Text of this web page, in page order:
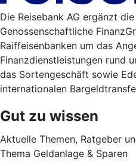
Die Reisebank AG ergänzt die
Genossenschaftliche
Raiffeisenbanken um das
Finanzdienstleistungen rund
das Sortengeschäft sowie
internationalen
Gut zu wissen
Aktuelle Themen, Ratgeber
Thema Geldanlage & Sparen